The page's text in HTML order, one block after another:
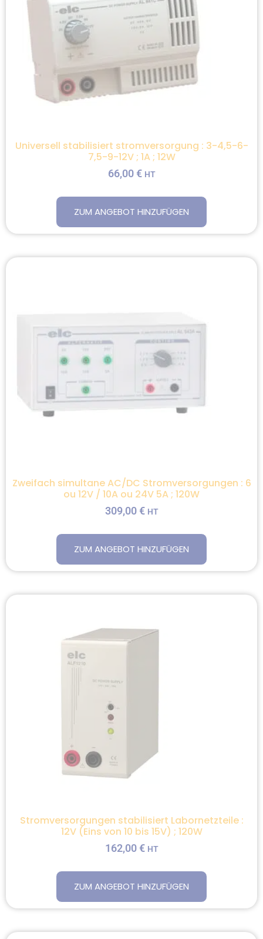
Universell stabilisiert stromversorgung : 3-4,5-6-
7,5-9-12V ; 1A ; 12W
66,00 € HT
ZUM ANGEBOT HINZUFÜGEN
Zweifach simultane AC/DC Stromversorgungen : 6
ou 12V / 10A ou 24V 5A ; 120W
309,00 € HT
ZUM ANGEBOT HINZUFÜGEN
Stromversorgungen stabilisiert Labornetzteile :
12V (Eins von 10 bis 15V) ; 120W
162,00 € HT
ZUM ANGEBOT HINZUFÜGEN